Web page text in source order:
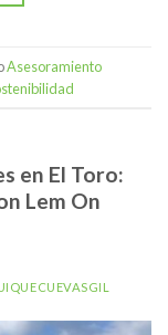
Asesoramiento
en El Toro:
Lem On